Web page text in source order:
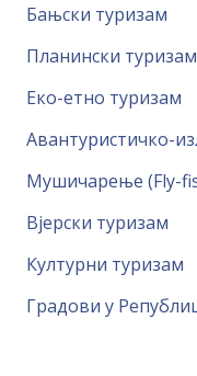
Бањски туризам
Планински туризам
Еко-етно туризам
Авантуристичко-
Мушичарење (Fly-
Вјерски туризам
Културни туризам
Градови у